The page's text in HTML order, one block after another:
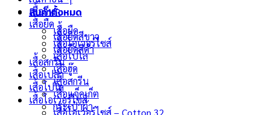
สินค้าทั้งหมด
เสื้อยืด
เสื้อโอเวอร์ไซส์
เสื้อโปโล
เสื้อฮู๊ด
เสื้อสกรีน
เสื้อแจ็คเก็ต
กระเป๋าผ้า
เสื้อกีฬา
เสื้อยืด
เสื้อยืดสีขาว
เสื้อยืดสีดำ
เสื้อสกรีน
เสื้อเปล่า
เสื้อโปโล
เสื้อโอเวอร์ไซส์
เสื้อโอเวอร์ไซส์ – Cotton 32